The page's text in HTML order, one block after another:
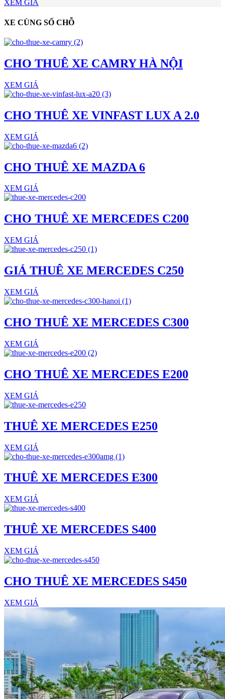
XEM GIÁ
XE CÙNG SỐ CHỖ
CHO THUÊ XE CAMRY HÀ NỘI
XEM GIÁ
CHO THUÊ XE VINFAST LUX A 2.0
XEM GIÁ
CHO THUÊ XE MAZDA 6
XEM GIÁ
CHO THUÊ XE MERCEDES C200
XEM GIÁ
GIÁ THUÊ XE MERCEDES C250
XEM GIÁ
CHO THUÊ XE MERCEDES C300
XEM GIÁ
CHO THUÊ XE MERCEDES E200
XEM GIÁ
THUÊ XE MERCEDES E250
XEM GIÁ
THUÊ XE MERCEDES E300
XEM GIÁ
THUÊ XE MERCEDES S400
XEM GIÁ
CHO THUÊ XE MERCEDES S450
XEM GIÁ